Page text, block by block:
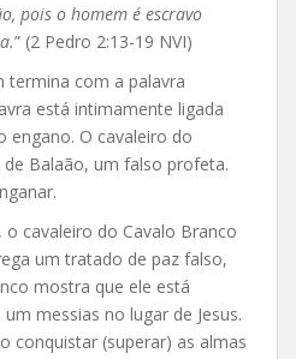
pois o homem é escravo
” (2 Pedro 2:13-19 NVI)
termina com a palavra
está intimamente ligada
engano. O cavaleiro do
Balaão, um falso profeta.
cavaleiro do Cavalo Branco
um tratado de paz falso,
mostra que ele está
messias no lugar de Jesus.
conquistar (superar) as almas